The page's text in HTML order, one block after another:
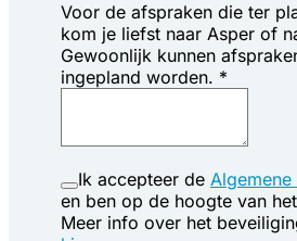
Voor de afspraken die ter
kom je liefst naar Asper of
Gewoonlijk kunnen
ingepland worden. *
Ik accepteer de
en ben op de hoogte van het
Meer info over het